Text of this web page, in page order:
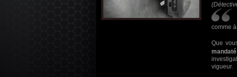
comme
Que
vigueur.